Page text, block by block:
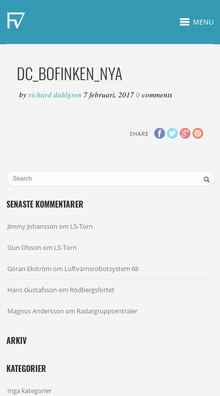
MENU
DC_BOFINKEN_NYA
byrichard dahlgren 7 februari, 2017 0comments
SHARE
SENASTE KOMMENTARER
Jimmy Johansson om LS-Torn
Gun Olsson om LS-Torn
Göran Ekström om Luftvärnsrobotsystem 68
Hans Gustafsson om Rödbergsfortet
Magnus Andersson om Radargruppcentraler
ARKIV
KATEGORIER
Inga kategorier